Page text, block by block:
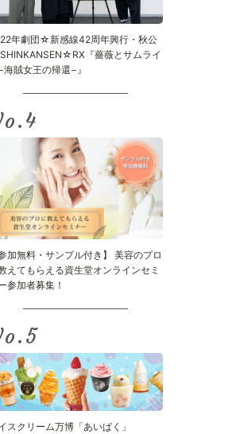
年劇団☆新感線42周年興行・秋公
『薔薇とサムライ
海賊女王の帰還−』
参加無料・サンプル付き】 美容のプロ
えてもらえる資生堂オンラインセミ
参加者募集！
スクリーム万博「あいぱく」